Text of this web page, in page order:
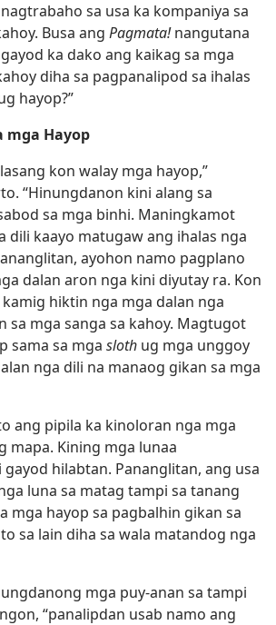
sa usa ka kompaniya sa
Busa ang Pagmata!nangutana
ka dako ang kaikag sa mga
diha sa pagpanalipod sa ihalas
hayop?”
mga Hayop
kon walay mga hayop,”
“Hinungdanon kini alang sa
sa mga binhi. Maningkamot
dili kaayo matugaw ang ihalas nga
ayohon namo pagplano
dalan aron nga kini diyutay ra. Kon
hiktin nga mga dalan nga
sa mga sanga sa kahoy. Magtugot
sama sa mga sloth ug mga unggoy
nga dili na manaog gikan sa mga
ang pipila ka kinoloran nga mga
mapa. Kining mga lunaa
hilabtan. Pananglitan, ang usa
luna sa matag tampi sa tanang
mga hayop sa pagbalhin gikan sa
sa lain diha sa wala matandog nga
mga puy-anan sa tampi
“panalipdan usab namo ang